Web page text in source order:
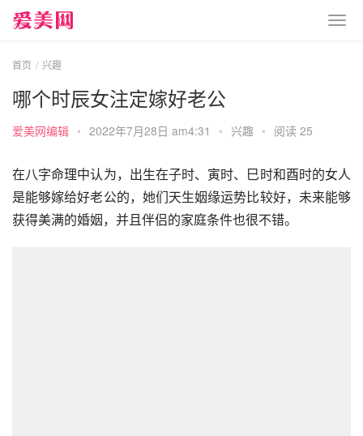
首页 兴趣
哪个时辰女注定嫁好老公
爱美网编辑 • 2022年7月28日 am4:31 • 兴趣 • 阅读 25
在八字命理中认为，出生在子时、寅时、巳时和酉时的女人
是能够嫁给好老公的，她们天生姻缘运势比较好，未来能够
获得美满的婚姻，并且伴侣的家庭条件也很不错。